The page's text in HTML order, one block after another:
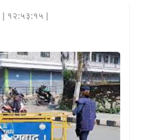
| १२:५३:१५ |